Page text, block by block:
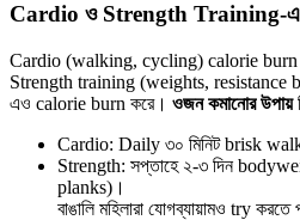
Cardio ও Strength Training-
Cardio (walking, cycling) calorie burn
Strength training (weights, resistance
এও calorie burn করে। ওজন কমানোর উপায়
Cardio: Daily ৩০ মিনিট brisk
Strength: সপ্তাহে ২-৩ দিন
planks)।
বাঙালি মহিলারা যোগব্যায়ামও try